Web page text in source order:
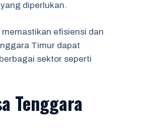
diperlukan.
efisiensi dan
Timur dapat
sektor seperti
Tenggara